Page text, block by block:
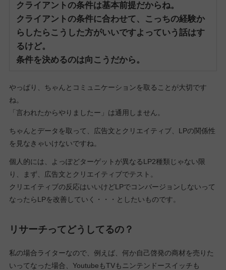
クライアントの条件は基本前提だからね。
クライアントの条件に合わせて、こっちの経験か
らしたらこうした方がいいですよっていう話はす
るけど。
条件を決めるのは向こうだから。
やっぱり、ちゃんとコミュニケーションを取ることが大切です
ね。
「言われたからやりましたー」は通用しません。
ちゃんとデータを取って、広告文とクリエイティブ、LPの関係性
を見なきゃいけないですね。
個人的には、よっぽどターゲットが異なるLP2種類じゃない限
り、まず、広告文とクリエイティブでテスト。
クリエイティブの反応はいいけどLPでコンバージョンしないって
なったらLPを改善していく・・・としたいものです。
リサーチってどうしてるの？
私の場合ライターなので、例えば、何か自己啓発の商材を売りた
いってなった場合、YoutubeもTVもニンテンドースイッチも